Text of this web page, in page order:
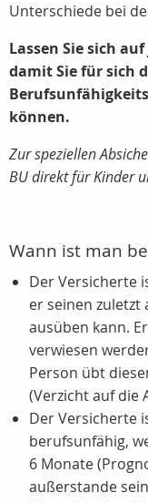
Unterschiede bei
Lassen Sie sich
damit Sie für sich
können.
Zur speziellen
BU direkt für Kinder
Wann ist man
Der Versicherte
er seinen
ausüben kann.
verwiesen
Person übt
(Verzicht auf die
Der Versicherte
berufsunfähig,
6 Monate
außerstande